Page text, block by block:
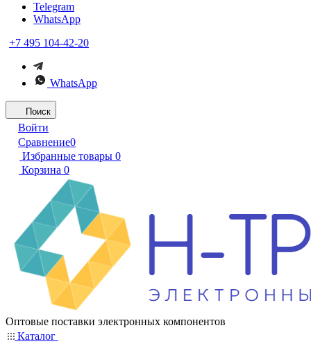
Telegram
WhatsApp
+7 495 104-42-20
WhatsApp
Поиск
Войти
Сравнение0
Избранные товары 0
Корзина 0
Оптовые поставки электронных компонентов
Каталог